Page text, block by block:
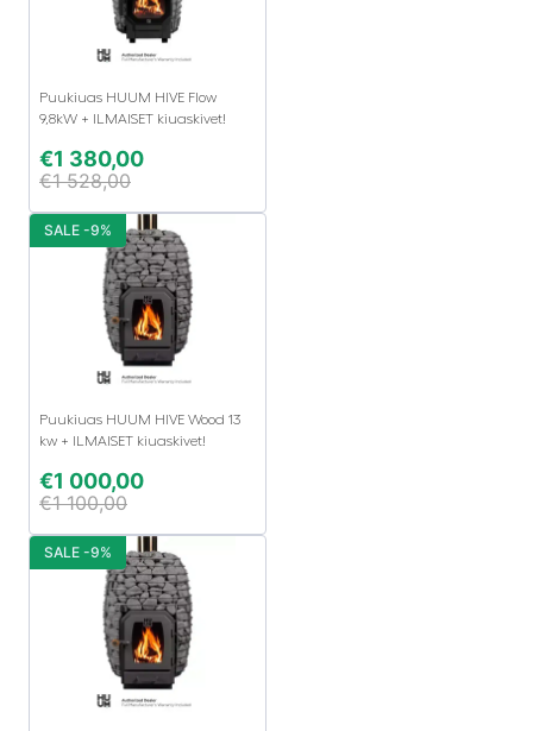
Puukiuas HUUM HIVE Flow
9,8kW + ILMAISET kiuaskivet!
€1 380,00
€1 528,00
Puukiuas HUUM HIVE Wood 13
kw + ILMAISET kiuaskivet!
€1 000,00
€1 100,00
SALE -9%
SALE -9%